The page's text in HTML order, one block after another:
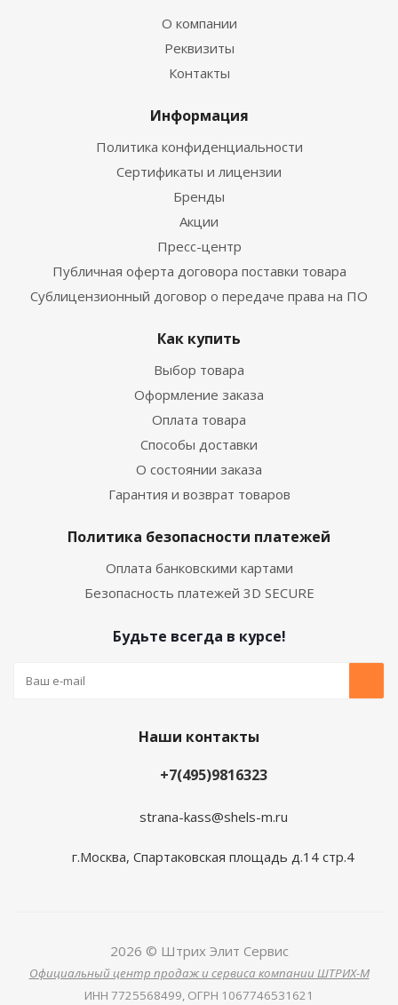
О компании
Реквизиты
Контакты
Информация
Политика конфиденциальности
Сертификаты и лицензии
Бренды
Акции
Пресс-центр
Публичная оферта договора поставки товара
Сублицензионный договор о передаче права на ПО
Как купить
Выбор товара
Оформление заказа
Оплата товара
Способы доставки
О состоянии заказа
Гарантия и возврат товаров
Политика безопасности платежей
Оплата банковскими картами
Безопасность платежей 3D SECURE
Будьте всегда в курсе!
Наши контакты
+7(495)9816323
strana-kass@shels-m.ru
г.Москва, Спартаковская площадь д.14 стр.4
2026 © Штрих Элит Сервис
Официальный центр продаж и сервиса компании ШТРИХ-М
ИНН 7725568499, ОГРН 1067746531621